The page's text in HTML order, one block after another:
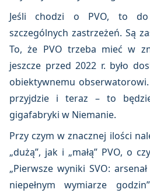
Jeśli chodzi o PVO, to
szczególnych zastrzeżeń. Są
To, że PVO trzeba mieć w
jeszcze przed 2022 r. było
obiektywnemu
przyjdzie i teraz – to
gigafabryki w Niemanie.
Przy czym w znacznej ilości
„dużą”, jak i „małą” PVO, o
„Pierwsze wyniki SVO:
niepełnym wymiarze